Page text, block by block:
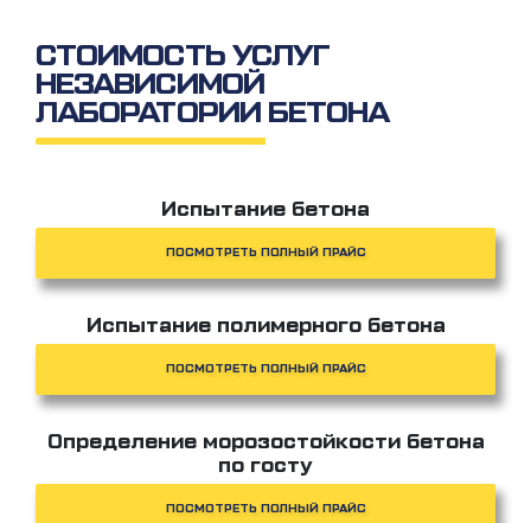
СТОИМОСТЬ УСЛУГ
НЕЗАВИСИМОЙ
ЛАБОРАТОРИИ БЕТОНА
Испытание бетона
ПОСМОТРЕТЬ ПОЛНЫЙ ПРАЙС
Испытание полимерного бетона
ПОСМОТРЕТЬ ПОЛНЫЙ ПРАЙС
Определение морозостойкости бетона
по госту
ПОСМОТРЕТЬ ПОЛНЫЙ ПРАЙС